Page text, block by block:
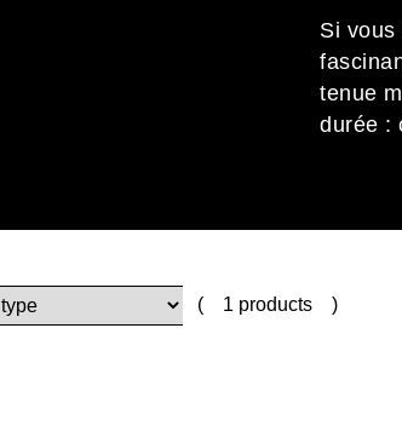
Si vous
tenue
durée :
( 1 products )